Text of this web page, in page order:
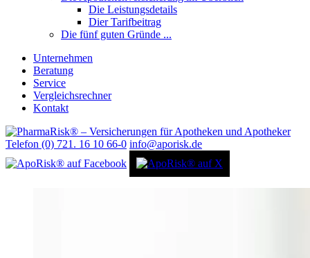
Die Leistungsdetails
Dier Tarifbeitrag
Die fünf guten Gründe ...
Unternehmen
Beratung
Service
Vergleichsrechner
Kontakt
Telefon (0) 721. 16 10 66-0 info@aporisk.de